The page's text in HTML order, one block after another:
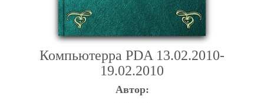
Компьютерра PDA 13.02.2010-
19.02.2010
Автор: